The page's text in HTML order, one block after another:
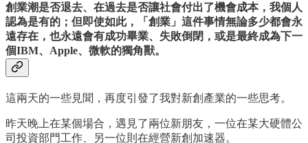
創業潮是否退去、在過去是否讓社會付出了機會成本，我個人
認為是有的；但即使如此，「創業」這件事情無論多少都會永
遠存在，也永遠會有成功畢業、失敗倒閉，或是最終成為下一
個IBM、Apple、微軟的獨角獸。
這兩天的一些見聞，再度引發了我對新創產業的一些思考。
昨天晚上在某個場合，遇見了兩位新朋友，一位在某大硬體公
司投資部門工作、另一位則在經營新創加速器。